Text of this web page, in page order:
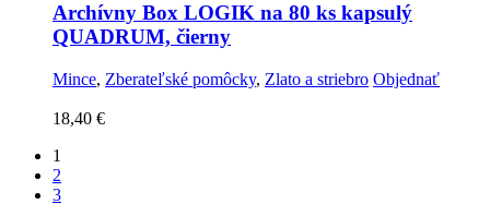
Archívny Box LOGIK na 80 ks kapsulý
QUADRUM, čierny
Mince, Zberateľské pomôcky, Zlato a striebro Objednať
18,40 €
1
2
3